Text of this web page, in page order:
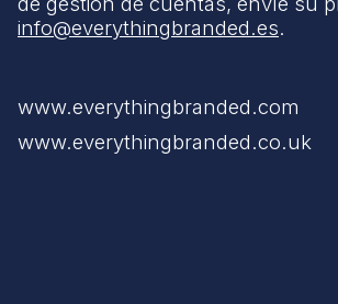
info@everythingbranded.es.
www.everythingbranded.com
www.everythingbranded.co.uk